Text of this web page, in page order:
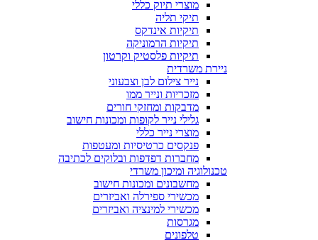
מוצרי תיוק כללי
תיקי תליה
תיקיות אינדקס
תיקיות הרמוניקה
תיקיות פלסטיק וקרטון
ניירת משרדית
נייר צילום לבן וצבעוני
מזכריות ונייר ממו
מדבקות ומחזקי חורים
גלילי נייר לקופות ומכונות חישוב
מוצרי נייר כללי
פנקסים כרטיסיות ומעטפות
מחברות דפדפות ובלוקים לכתיבה
טכנולוגיה ומיכון משרדי
מחשבונים ומכונות חישוב
מכשירי ספירלה ואביזרים
מכשירי למינציה ואביזרים
מגרסות
טלפונים